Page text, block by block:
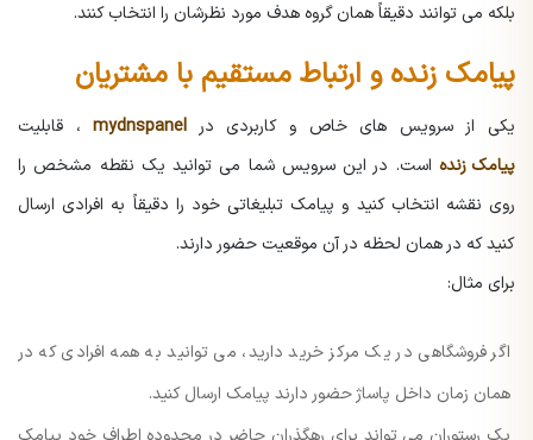
بلکه می توانند دقیقاً همان گروه هدف مورد نظرشان را انتخاب کنند.
پیامک زنده و ارتباط مستقیم با مشتریان
یکی از سرویس های خاص و کاربردی در mydnspanel، قابلیت
پیامک زنده است. در این سرویس شما می توانید یک نقطه مشخص را
روی نقشه انتخاب کنید و پیامک تبلیغاتی خود را دقیقاً به افرادی ارسال
کنید که در همان لحظه در آن موقعیت حضور دارند.
برای مثال:
اگر فروشگاهی در یک مرکز خرید دارید، می توانید به همه افرادی که در
همان زمان داخل پاساژ حضور دارند پیامک ارسال کنید.